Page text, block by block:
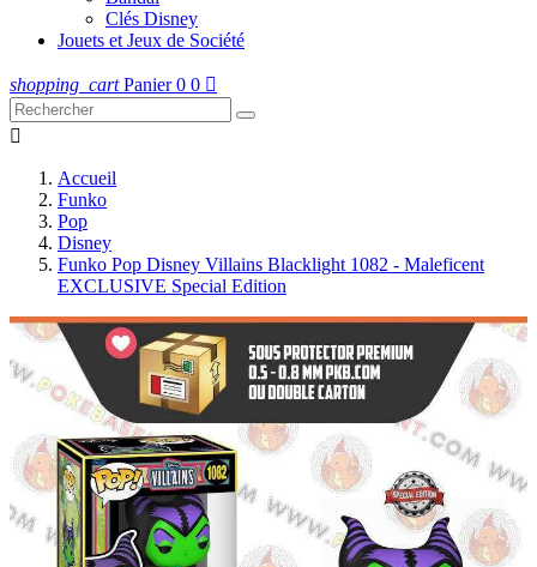
Clés Disney
Jouets et Jeux de Société
shopping_cart Panier 0 0 

Accueil
Funko
Pop
Disney
Funko Pop Disney Villains Blacklight 1082 - Maleficent
EXCLUSIVE Special Edition